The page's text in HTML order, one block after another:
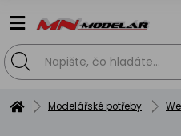
Modelářské potřeby